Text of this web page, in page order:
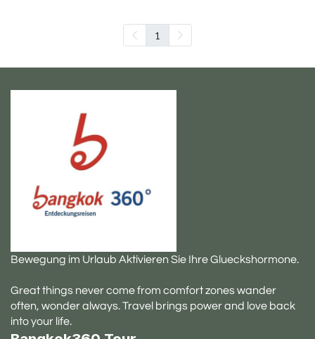
1
Bewegung im Urlaub Aktivieren Sie Ihre Glueckshormone.
Great things never come from comfort zones wander
often, wonder always. Travel brings power and love back
into your life.